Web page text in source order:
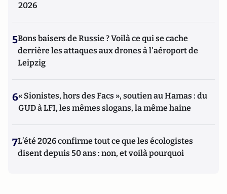
2026
5Bons baisers de Russie ? Voilà ce qui se cache
derrière les attaques aux drones à l'aéroport de
Leipzig
6« Sionistes, hors des Facs », soutien au Hamas : du
GUD à LFI, les mêmes slogans, la même haine
7L’été 2026 confirme tout ce que les écologistes
disent depuis 50 ans : non, et voilà pourquoi